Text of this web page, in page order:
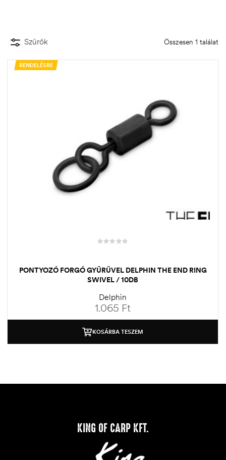
Szűrők Összesen 1 találat
RENDELÉSRE
PONTYOZÓ FORGÓ GYŰRŰVEL DELPHIN THE END RING
SWIVEL / 10DB
Delphin
1.065 Ft
KOSÁRBA TESZEM
KING OF CARP KFT.